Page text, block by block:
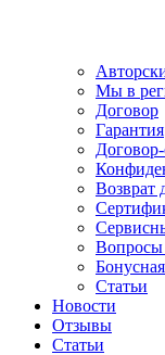
Мы в
Договор
Гарантия
Возврат
Вопросы
Статьи
Новости
Отзывы
Статьи